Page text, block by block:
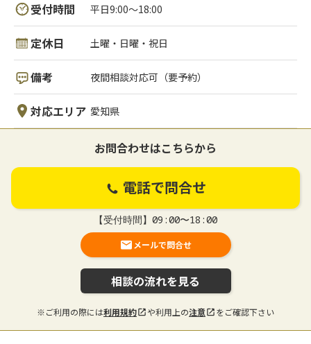
受付時間 平日9:00～18:00
定休日 土曜・日曜・祝日
備考 夜間相談対応可（要予約）
対応エリア 愛知県
お問合わせはこちらから
電話で問合せ
【受付時間】09:00〜18:00
メールで問合せ
相談の流れを見る
※ご利用の際には利用規約 や利用上の注意 をご確認下さい